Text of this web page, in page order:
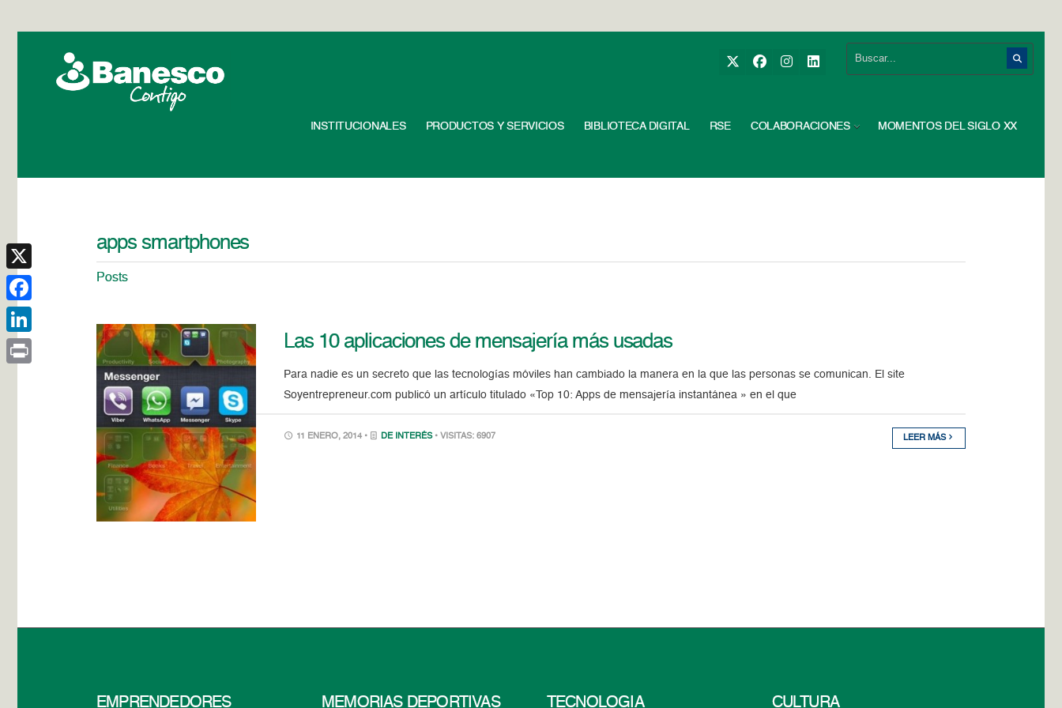
INSTITUCIONALES PRODUCTOS Y SERVICIOS BIBLIOTECA DIGITAL RSE COLABORACIONES MOMENTOS DEL SIGLO XX
apps smartphones
Posts
Las 10 aplicaciones de mensajería más usadas
Para nadie es un secreto que las tecnologías móviles han cambiado la manera en la que las personas se comunican. El site
Soyentrepreneur.com publicó un artículo titulado «Top 10: Apps de mensajería instantánea » en el que
11 ENERO, 2014 • DE INTERÉS • VISITAS: 6907 LEER MÁS
EMPRENDEDORES MEMORIAS DEPORTIVAS TECNOLOGÍA CULTURA
X
Facebook
LinkedIn